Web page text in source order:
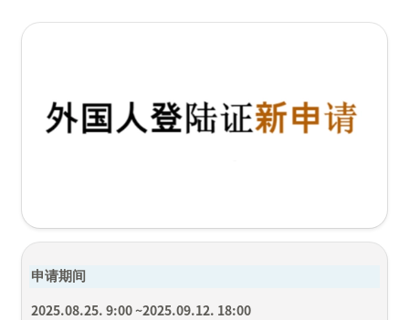
申请期间
2025.08.25. 9:00 ~2025.09.12. 18:00